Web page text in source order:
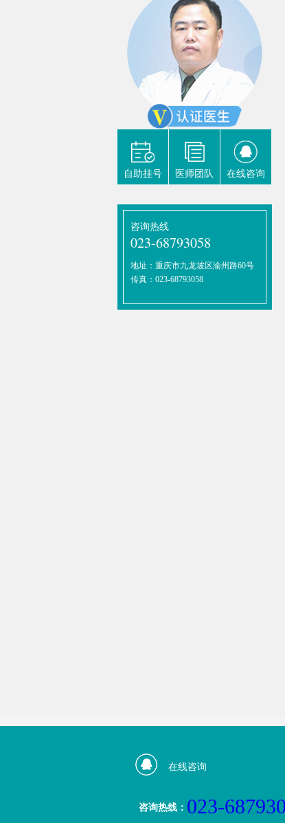
肾积水
我要咨询
自助挂号 医师团队 在线咨询
咨询热线
023-68793058
地址：重庆市九龙坡区渝州路60号
传真：023-68793058
在线咨询
咨询热线： 023-